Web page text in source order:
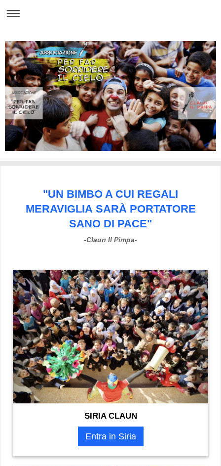
"UN BIMBO A CUI REGALI
MERAVIGLIA SARÀ PORTATORE
SANO DI PACE"
-Claun Il Pimpa-
SIRIA CLAUN
Entra in Siria